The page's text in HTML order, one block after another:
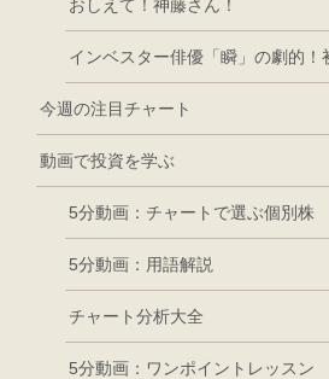
おしえて！神藤さん！
インベスター俳優「瞬」の劇的！
今週の注目チャート
動画で投資を学ぶ
5分動画：チャートで選ぶ個別株
5分動画：用語解説
チャート分析大全
5分動画：ワンポイントレッスン